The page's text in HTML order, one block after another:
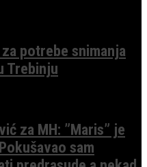
potrebe snimanja
Trebinju
za MH: ”Maris” je
sam